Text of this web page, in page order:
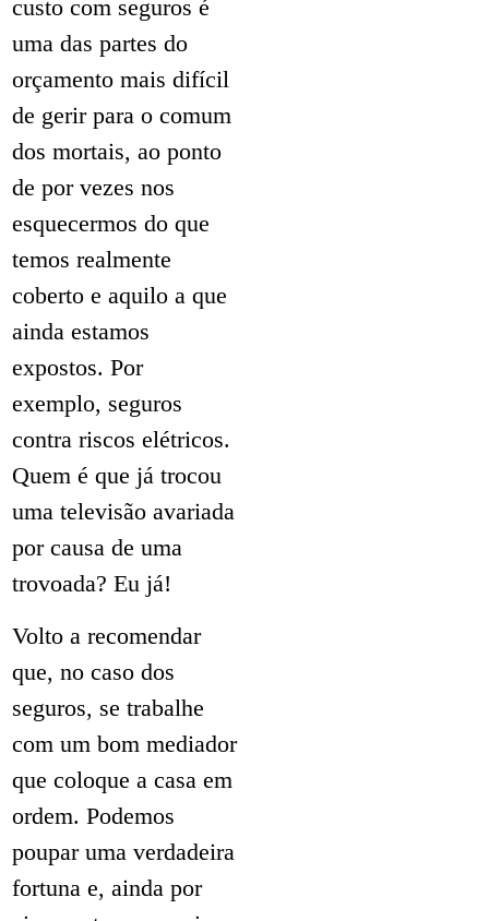
custo com seguros é
uma das partes do
orçamento mais difícil
de gerir para o comum
dos mortais, ao ponto
de por vezes nos
esquecermos do que
temos realmente
coberto e aquilo a que
ainda estamos
expostos. Por
exemplo, seguros
contra riscos elétricos.
Quem é que já trocou
uma televisão avariada
por causa de uma
trovoada? Eu já!
Volto a recomendar
que, no caso dos
seguros, se trabalhe
com um bom mediador
que coloque a casa em
ordem. Podemos
poupar uma verdadeira
fortuna e, ainda por